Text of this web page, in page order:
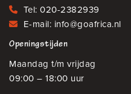
Tel: 020-2382939
E-mail: info@goafrica.nl
Openingstijden
Maandag t/m vrijdag
09:00 – 18:00 uur